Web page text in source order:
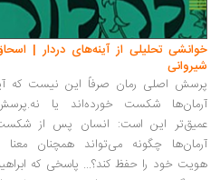
خوانشی تحلیلی از آینه‌های دردار |
شیروانی
پرسش اصلی رمان صرفاً این نیست که
آرمان‌ها شکست خورده‌اند یا
عمیق‌تر این است: انسان پس از
آرمان‌ها چگونه می‌تواند همچنان معنا
هویت خود را حفظ کند؟... پاسخی که